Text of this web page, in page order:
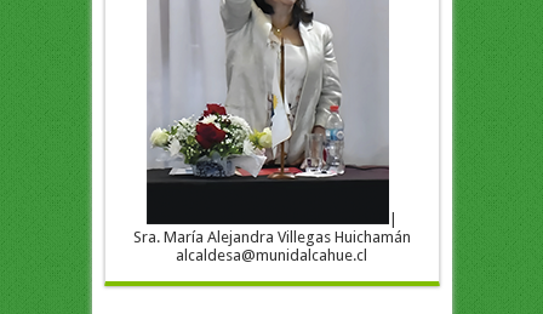
Sra. María Alejandra Villegas Huichamán
alcaldesa@munidalcahue.cl